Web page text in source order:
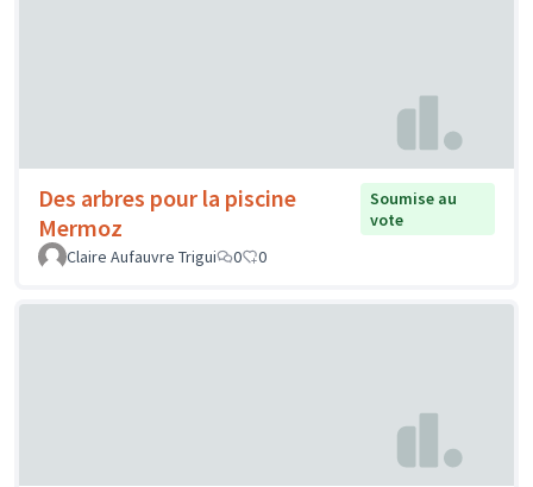
Des arbres pour la piscine
Mermoz
Soumise au
vote
Claire Aufauvre Trigui
0 0